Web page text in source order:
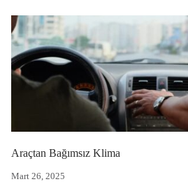
Mart 26, 2025
Araçtan Bağımsız Klima